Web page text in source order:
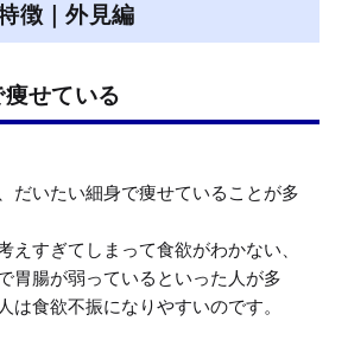
徴｜外見編
せている
だいたい細身で痩せていることが多
えすぎてしまって食欲がわかない、
胃腸が弱っているといった人が多
は食欲不振になりやすいのです。